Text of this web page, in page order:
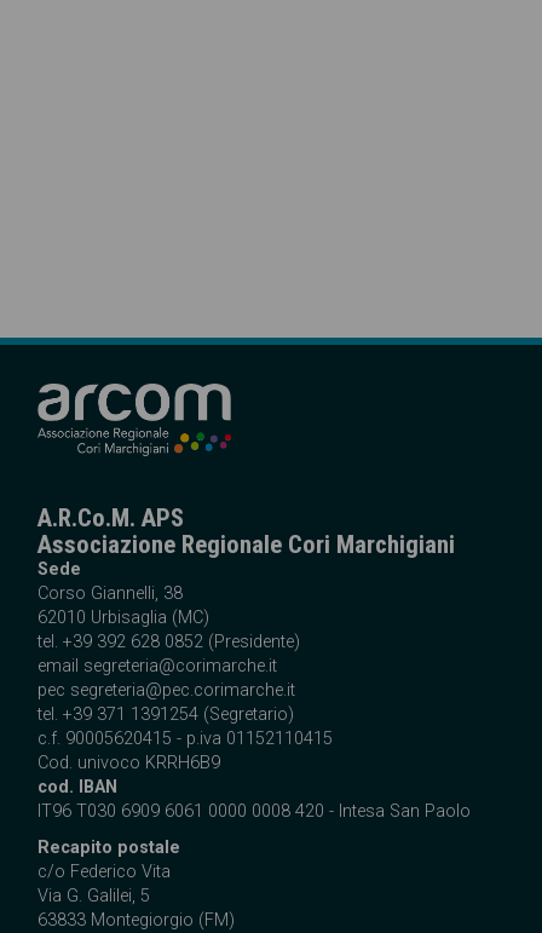
A.R.Co.M. APS
Associazione Regionale Cori Marchigiani
Sede
Corso Giannelli, 38
62010 Urbisaglia (MC)
tel. +39 392 628 0852 (Presidente)
email segreteria@corimarche.it
pec segreteria@pec.corimarche.it
tel. +39 371 1391254 (Segretario)
c.f. 90005620415 - p.iva 01152110415
Cod. univoco KRRH6B9
cod. IBAN
IT96 T030 6909 6061 0000 0008 420 - Intesa San Paolo
Recapito postale
c/o Federico Vita
Via G. Galilei, 5
63833 Montegiorgio (FM)